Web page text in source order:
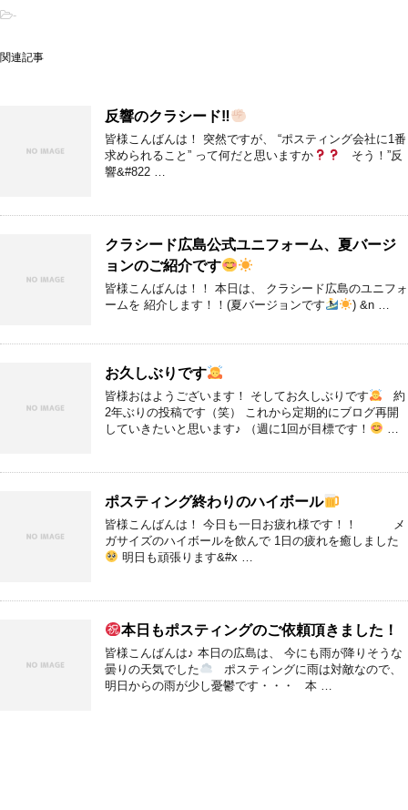
-
関連記事
反響のクラシード‼︎
皆様こんばんは！ 突然ですが、 “ポスティング会社に1番
求められること” って何だと思いますか
そう！”反
響&#822 …
クラシード広島公式ユニフォーム、夏バージ
ョンのご紹介です
皆様こんばんは！！ 本日は、 クラシード広島のユニフォ
ームを 紹介します！！(夏バージョンです
) &n …
お久しぶりです
皆様おはようございます！ そしてお久しぶりです
約
2年ぶりの投稿です（笑） これから定期的にブログ再開
していきたいと思います♪ （週に1回が目標です！
ポスティング終わりのハイボール
皆様こんばんは！ 今日も一日お疲れ様です！！ メ
ガサイズのハイボールを飲んで 1日の疲れを癒しました
明日も頑張ります&#x …
本日もポスティングのご依頼頂きました！
皆様こんばんは♪ 本日の広島は、 今にも雨が降りそうな
曇りの天気でした
ポスティングに雨は対敵なので、
明日からの雨が少し憂鬱です・・・ 本 …